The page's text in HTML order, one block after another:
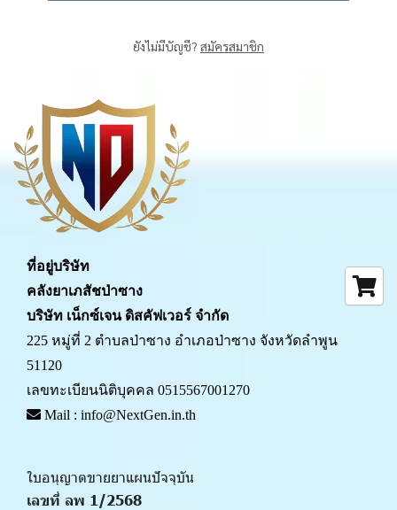
ยังไม่มีบัญชี? สมัครสมาชิก
ที่อยู่บริษัท
คลังยาเภสัชป่าซาง
บริษัท เน็กซ์เจน ดิสคัฟเวอร์ จำกัด
225 หมู่ที่ 2 ตำบลป่าซาง อำเภอป่าซาง จังหวัดลำพูน
51120
เลขทะเบียนนิติบุคคล 0515567001270
Mail : info@NextGen.in.th
ใบอนุญาตขายยาแผนปัจจุบัน
เลขที่ ลพ 1/2568